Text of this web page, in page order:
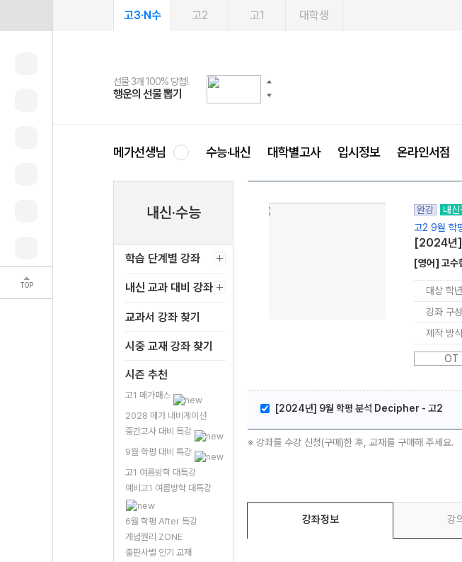
TOP
고3·N수 고2 고1 대학생
메가
선물 3개 100% 당첨!
행운의 선물 뽑기
선물 100% 증정!
메가스터디 X 올리브
여름방학 스터디 캐시백
메가런 썸머스쿨
2027 러셀 단과
강사 공개선발
스마트러닝앱
설문 EVENT
메가패스
3일 무료 체험권
메가패스 수강생 무료혜택!
메가클럽 멤버십
사회공헌 캠페인
희망이룸 메가나눔
메가선생님 수능·내신 대학별고사 입시정보 온라인서점
내신·수능
학습 단계별 강좌
내신 교과 대비 강좌
교과서 강좌 찾기
시중 교재 강좌 찾기
시즌 추천
고1 메가패스
2028 메가 내비게이션
중간고사 대비 특강
9월 학평 대비 특강
고1 여름방학 대특강
예비고1 여름방학 대특강
6월 학평 After 특강
개념원리 ZONE
출판사별 인기 교재
완강
내
고2 9월 학
[2024년]
[영어] 고수
대상 학년
강좌 구성
제작 방식
OT
[2024년] 9월 학평 분석 Decipher - 고2
※ 강좌를 수강 신청(구매)한 후, 교재를 구매해 주세요.
강좌정보 강